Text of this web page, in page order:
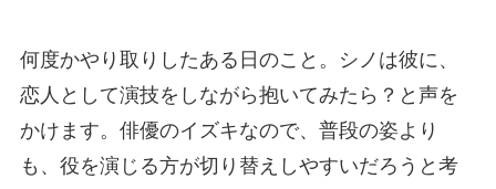
何度かやり取りしたある日のこと。シノは彼に、
恋人として演技をしながら抱いてみたら？と声を
かけます。俳優のイズキなので、普段の姿より
も、役を演じる方が切り替えしやすいだろうと考